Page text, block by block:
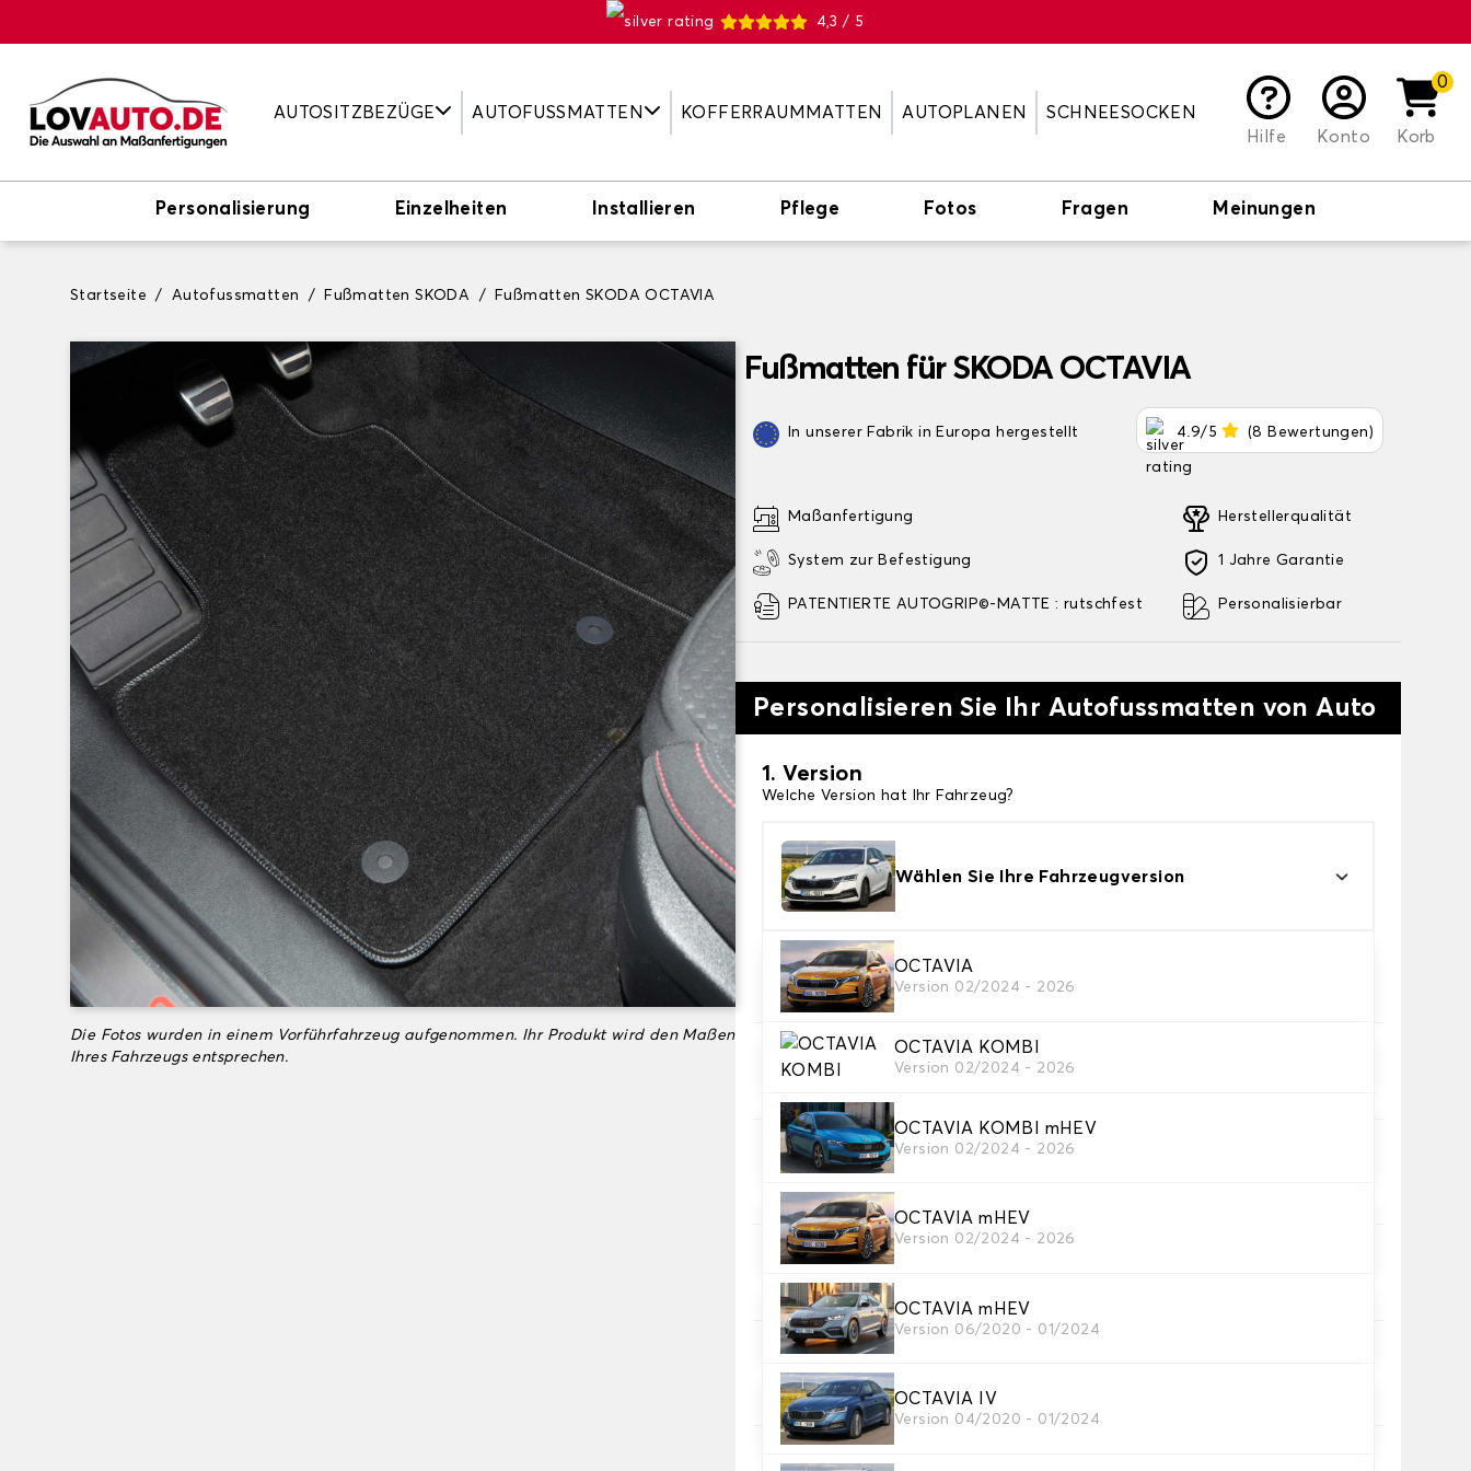
4,3 / 5
AUTOSITZBEZÜGE AUTOFUSSMATTEN KOFFERRAUMMATTEN AUTOPLANEN
SCHNEESOCKEN
Hilfe
Konto
0
Korb
Personalisierung Einzelheiten Installieren Pflege Fotos Fragen Meinungen
Startseite Autofussmatten Fußmatten SKODA Fußmatten SKODA OCTAVIA
Die Fotos wurden in einem Vorführfahrzeug aufgenommen. Ihr Produkt wird den Maßen
Ihres Fahrzeugs entsprechen.
Fußmatten für SKODA OCTAVIA
In unserer Fabrik in Europa hergestellt 4.9/5 (8 Bewertungen)
Maßanfertigung
System zur Befestigung
PATENTIERTE AUTOGRIP©-MATTE : rutschfest
Herstellerqualität
1 Jahre Garantie
Personalisierbar
Personalisieren Sie Ihr Autofussmatten von Auto
1. Version
Welche Version hat Ihr Fahrzeug?
Wählen Sie Ihre Fahrzeugversion
OCTAVIA
Version 02/2024 - 2026
OCTAVIA KOMBI
Version 02/2024 - 2026
OCTAVIA KOMBI mHEV
Version 02/2024 - 2026
OCTAVIA mHEV
Version 02/2024 - 2026
OCTAVIA mHEV
Version 06/2020 - 01/2024
OCTAVIA IV
Version 04/2020 - 01/2024
2. Material
Wählen Sie das Material Ihres Autofussmatten
3. Set-Auswahl
4. Teppichfarbe
5. Material der Borte.
Wählen Sie das Material der Borte.
6. Farbe der Borte
Wählen Sie die Farbe der Borte.
7. rutschfest Autogrip®